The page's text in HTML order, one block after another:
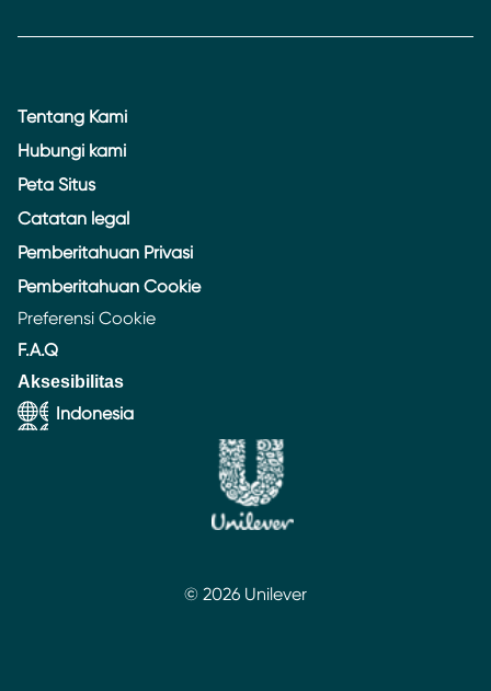
Tentang Kami
Hubungi kami
Peta Situs
Catatan legal
Pemberitahuan Privasi
Pemberitahuan Cookie
Preferensi Cookie
F.A.Q
Aksesibilitas
Indonesia
© 2026 Unilever